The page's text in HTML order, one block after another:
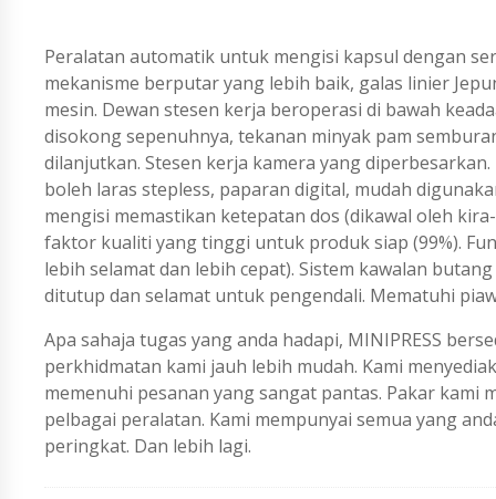
Peralatan automatik untuk mengisi kapsul dengan
mekanisme berputar yang lebih baik, galas linier
mesin. Dewan stesen kerja beroperasi di bawah
disokong sepenuhnya, tekanan minyak pam
dilanjutkan. Stesen kerja kamera yang
boleh laras stepless, paparan digital, mudah
mengisi memastikan ketepatan dos (dikawal oleh
faktor kualiti yang tinggi untuk produk siap (99%).
lebih selamat dan lebih cepat). Sistem kawalan
ditutup dan selamat untuk pengendali. Mematuhi
Apa sahaja tugas yang anda hadapi, MINIPRESS
perkhidmatan kami jauh lebih mudah. Kami
memenuhi pesanan yang sangat pantas. Pakar
pelbagai peralatan. Kami mempunyai semua yang
peringkat. Dan lebih lagi.